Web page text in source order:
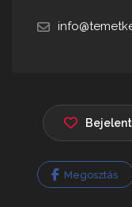
Megosztás